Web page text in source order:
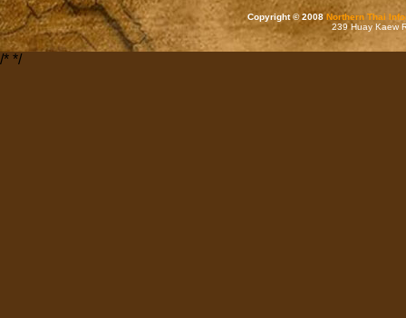
Copyright © 2008Northern Thai
239 Huay Kaew
/* */